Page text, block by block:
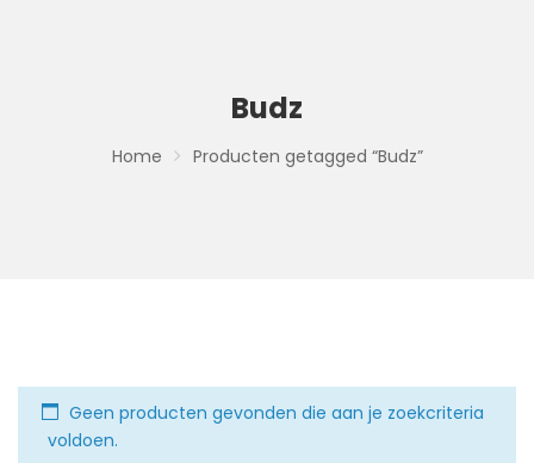
Budz
Home Producten getagged “Budz”
Geen producten gevonden die aan je zoekcriteria
voldoen.